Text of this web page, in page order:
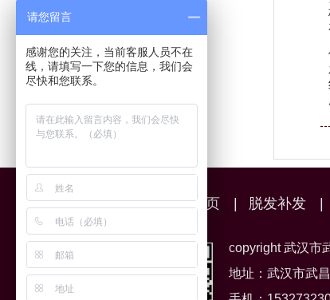
网站首页 脱发补发
copyright 武汉市
地址：武汉市武
请您留言
感谢您的关注，当前客服人员不在
线，请填写一下您的信息，我们会
尽快和您联系。